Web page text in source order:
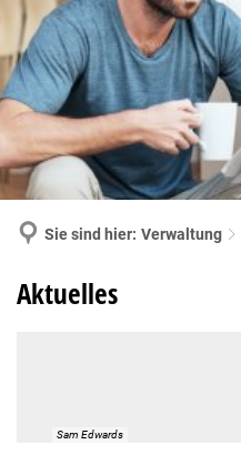
Sie sind hier: Verwaltung
Aktuelles
Aktuelles
Sam Edwards